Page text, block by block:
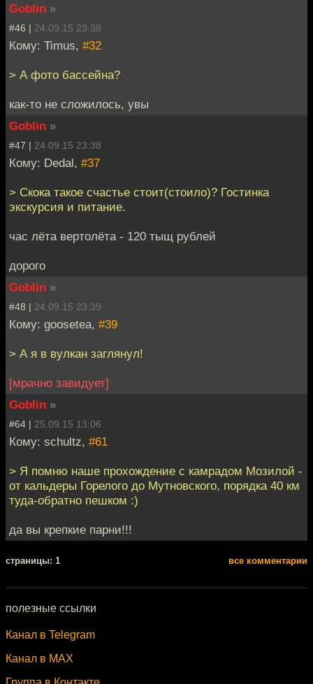
Goblin »
#46 | 24.09.15 23:38
Кому: Timus, #32
> А фото бассейна?
как-то не сложилось, увы
Goblin »
#47 | 24.09.15 23:38
Кому: Dedal, #37
> Скока такое счастье стоит(стоило)? Гостинка
экскурсия и питание.
час лёта вертолёта - 120 тыщ рублей
дорого
Goblin »
#48 | 24.09.15 23:39
Кому: goosetea, #39
> А я в вулкан заглянул!
[мрачно завидует]
Goblin »
#64 | 25.09.15 13:06
Кому: schultz, #61
> Я помню наше прохождение с камрадом Мозилой -
от кальдеры Горелого до Мутновского, порядка 40 км
туда-обратно пешком :)
да вы крепкие парни!!!
cтраницы: 1 все комментарии
полезные ссылки
Канал в Telegram
Канал в MAX